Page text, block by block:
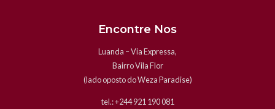
Encontre Nos
Luanda – Via Expressa,
Bairro Vila Flor
(lado oposto do Weza Paradise)
tel.: +244 921 190 081